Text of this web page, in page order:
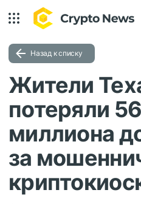
Назад к списку
Жители
потеряли
миллиона
за